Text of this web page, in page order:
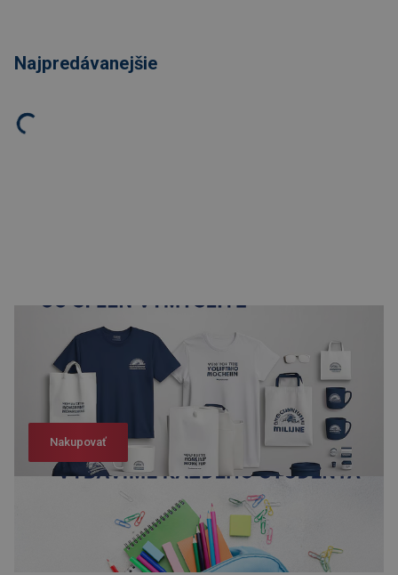
Najpredávanejšie
Nakupovať